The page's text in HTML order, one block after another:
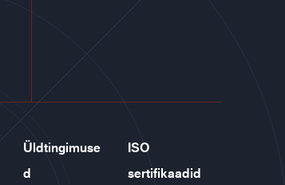
Üldtingimuse
d
ISO
sertifikaadid